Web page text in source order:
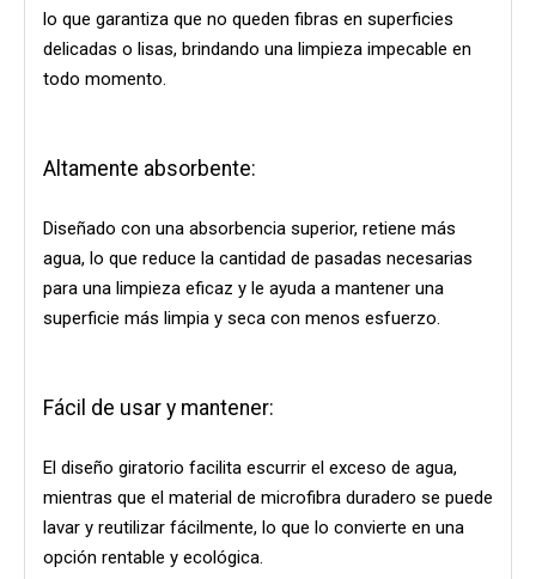
lo que garantiza que no queden fibras en superficies
delicadas o lisas, brindando una limpieza impecable en
todo momento.
Altamente absorbente:
Diseñado con una absorbencia superior, retiene más
agua, lo que reduce la cantidad de pasadas necesarias
para una limpieza eficaz y le ayuda a mantener una
superficie más limpia y seca con menos esfuerzo.
Fácil de usar y mantener:
El diseño giratorio facilita escurrir el exceso de agua,
mientras que el material de microfibra duradero se puede
lavar y reutilizar fácilmente, lo que lo convierte en una
opción rentable y ecológica.